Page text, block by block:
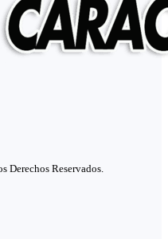
Derechos Reservados.